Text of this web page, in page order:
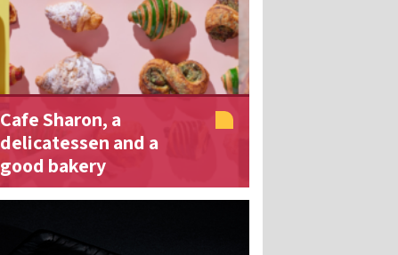
Cafe Sharon, a
delicatessen and a
good bakery